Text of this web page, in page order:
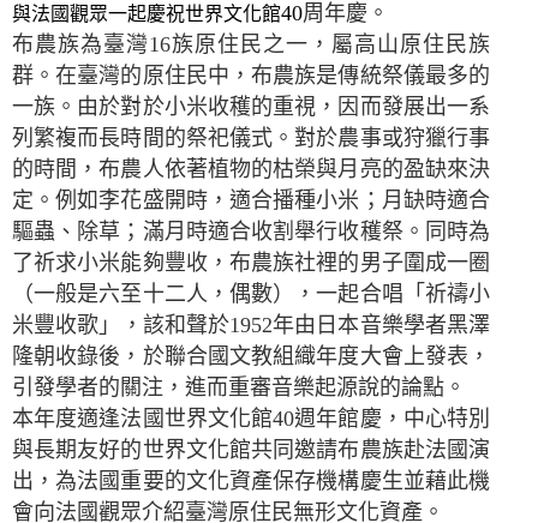
與法國觀眾一起慶祝世界文化館40周年慶。
布農族為臺灣16族原住民之一，屬高山原住民族
群。在臺灣的原住民中，布農族是傳統祭儀最多的
一族。由於對於小米收穫的重視，因而發展出一系
列繁複而長時間的祭祀儀式。對於農事或狩獵行事
的時間，布農人依著植物的枯榮與月亮的盈缺來決
定。例如李花盛開時，適合播種小米；月缺時適合
驅蟲、除草；滿月時適合收割舉行收穫祭。同時為
了祈求小米能夠豐收，布農族社裡的男子圍成一圈
（一般是六至十二人，偶數），一起合唱「祈禱小
米豐收歌」，該和聲於1952年由日本音樂學者黑澤
隆朝收錄後，於聯合國文教組織年度大會上發表，
引發學者的關注，進而重審音樂起源說的論點。
本年度適逢法國世界文化館40週年館慶，中心特別
與長期友好的世界文化館共同邀請布農族赴法國演
出，為法國重要的文化資產保存機構慶生並藉此機
會向法國觀眾介紹臺灣原住民無形文化資產。